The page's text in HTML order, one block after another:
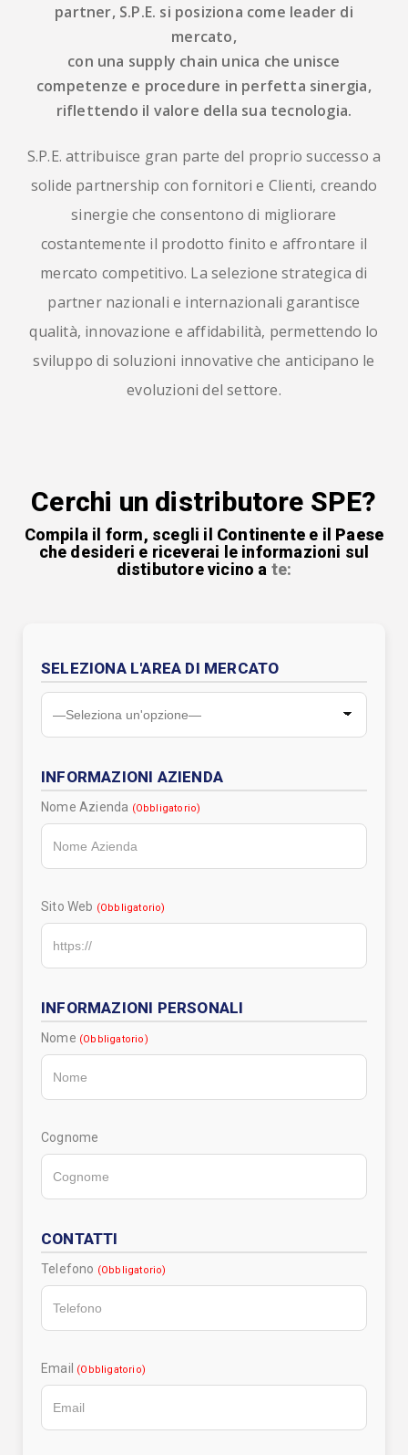
partner, S.P.E. si posiziona come leader di
mercato,
con una supply chain unica che unisce
competenze e procedure in perfetta sinergia,
riflettendo il valore della sua tecnologia.
S.P.E. attribuisce gran parte del proprio successo a
solide partnership con fornitori e Clienti, creando
sinergie che consentono di migliorare
costantemente il prodotto finito e affrontare il
mercato competitivo. La selezione strategica di
partner nazionali e internazionali garantisce
qualità, innovazione e affidabilità, permettendo lo
sviluppo di soluzioni innovative che anticipano le
evoluzioni del settore.
Cerchi un distributore SPE?
Compila il form, scegli il Continente e il Paese
che desideri e riceverai le informazioni sul
distibutore vicino a te:
SELEZIONA L'AREA DI MERCATO
INFORMAZIONI AZIENDA
Nome Azienda (Obbligatorio)
Sito Web (Obbligatorio)
INFORMAZIONI PERSONALI
Nome (Obbligatorio)
Cognome
CONTATTI
Telefono (Obbligatorio)
Email (Obbligatorio)